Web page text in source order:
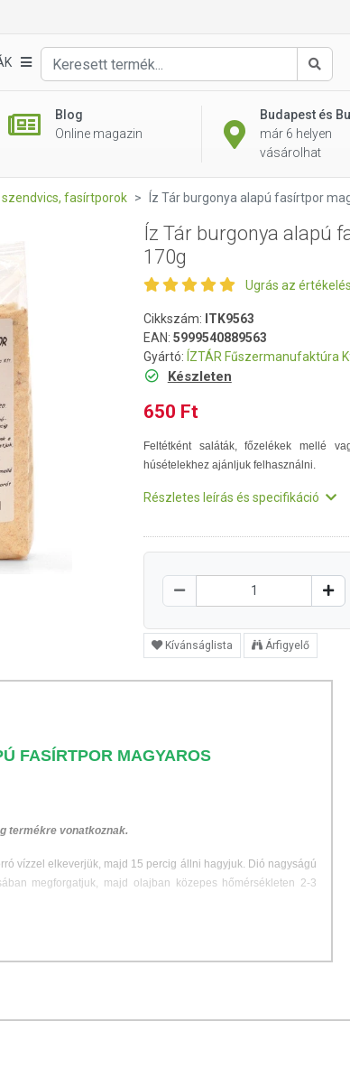
Blog
Online magazin
Budapest és
már 6 helyen
vásárolhat
fasírtporok Íz Tár burgonya alapú fasírtpor
Íz Tár burgonya alapú
170g
Ugrás az
Cikkszám: ITK9563
EAN: 5999540889563
Gyártó: ÍZTÁR Fűszermanufaktúra
Készleten
650 Ft
Feltétként saláták, főzelékek mellé
húsételekhez ajánljuk felhasználni.
Részletes leírás és specifikáció
Kívánságlista Árfigyelő
FASÍRTPOR MAGYAROS
termékre vonatkoznak.
vízzel elkeverjük, majd 15 percig állni hagyjuk. Dió nagyságú
megforgatjuk, majd olajban közepes hőmérsékleten 2-3
dióféléket és szezámmagot is feldolgozó üzemben készült.